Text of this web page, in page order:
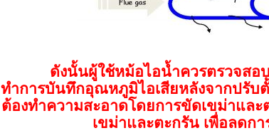
ดังนั้นผู้ใช้หม้อไอน้ำควรตรวจสอ
ทำการบันทึกอุณหภูมิไอเสียหลังจากปรับ
ต้องทำความสะอาดโดยการขัดเขม่าและ
เขม่าและตะกรัน เพื่อลดก